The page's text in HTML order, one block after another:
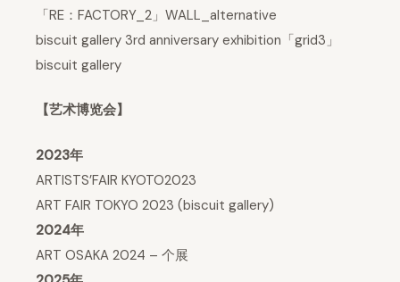
「RE：FACTORY_2」WALL_alternative
biscuit gallery 3rd anniversary exhibition「grid3」
biscuit gallery
【艺术博览会】
2023年
ARTISTS’FAIR KYOTO2023
ART FAIR TOKYO 2023 (biscuit gallery)
2024年
ART OSAKA 2024 – 个展